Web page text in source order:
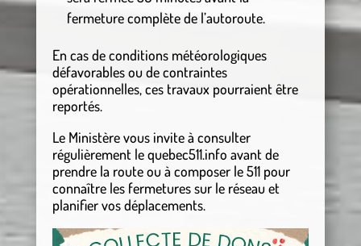
fermeture complète de l’autoroute.
En cas de conditions météorologiques
défavorables ou de contraintes
opérationnelles, ces travaux pourraient être
reportés.
Le Ministère vous invite à consulter
régulièrement le quebec511.info avant de
prendre la route ou à composer le 511 pour
connaître les fermetures sur le réseau et
planifier vos déplacements.